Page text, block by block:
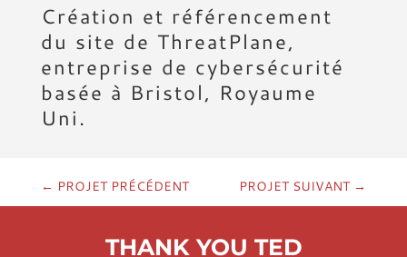
Création et référencement
du site de ThreatPlane,
entreprise de cybersécurité
basée à Bristol, Royaume
Uni.
← PROJET PRÉCÉDENT PROJET SUIVANT→
THANK YOU TED